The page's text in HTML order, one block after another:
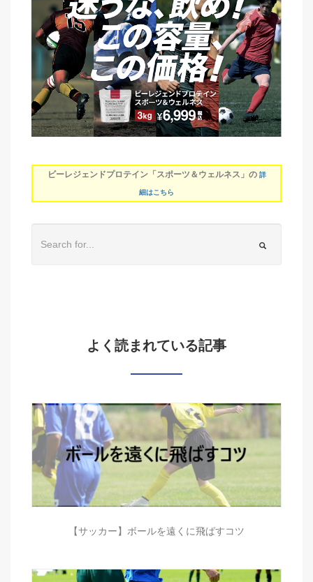
ビーレジェンドプロテイン「スポーツ＆ウェルネス」の 詳
細はこちら
よく読まれている記事
【サッカー】ボールを遠くに飛ばすコツ